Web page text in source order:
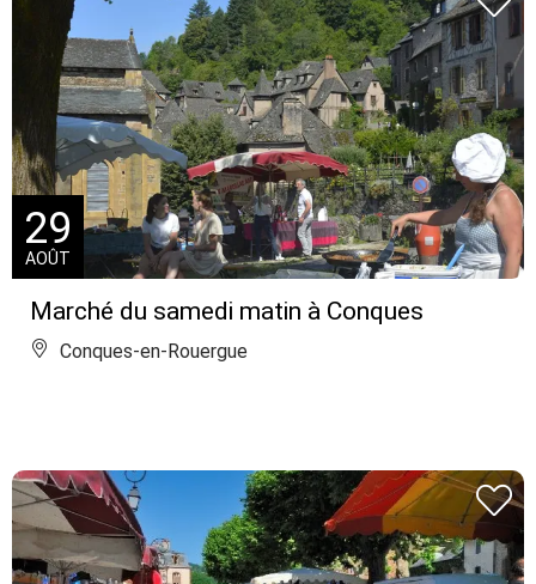
Marché du samedi matin à Conques
29
AOÛT
Conques-en-Rouergue